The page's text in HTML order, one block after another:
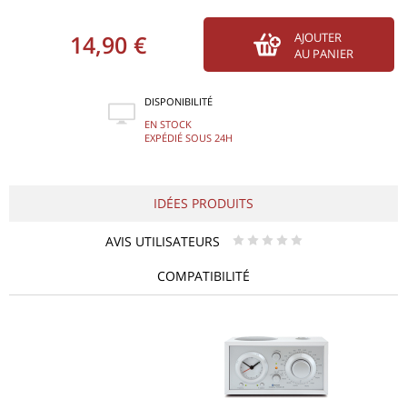
14,90 €
AJOUTER
AU PANIER
DISPONIBILITÉ
EN STOCK
EXPÉDIÉ SOUS 24H
IDÉES PRODUITS
AVIS UTILISATEURS * * * * *
COMPATIBILITÉ